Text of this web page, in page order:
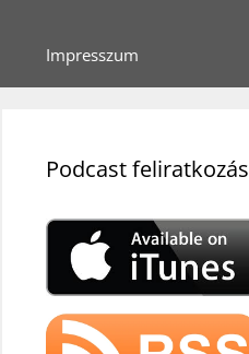
Impresszum
Podcast feliratkozás